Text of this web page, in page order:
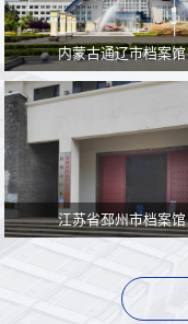
内蒙古通辽市档案馆
江苏省邳州市档案馆